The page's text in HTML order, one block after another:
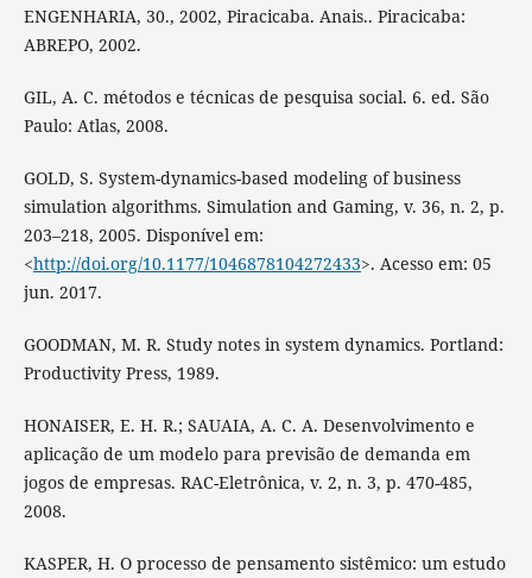
ENGENHARIA, 30., 2002, Piracicaba. Anais.. Piracicaba:
ABREPO, 2002.
GIL, A. C. métodos e técnicas de pesquisa social. 6. ed. São
Paulo: Atlas, 2008.
GOLD, S. System-dynamics-based modeling of business
simulation algorithms. Simulation and Gaming, v. 36, n. 2, p.
203–218, 2005. Disponível em:
<http://doi.org/10.1177/1046878104272433>. Acesso em: 05
jun. 2017.
GOODMAN, M. R. Study notes in system dynamics. Portland:
Productivity Press, 1989.
HONAISER, E. H. R.; SAUAIA, A. C. A. Desenvolvimento e
aplicação de um modelo para previsão de demanda em
jogos de empresas. RAC-Eletrônica, v. 2, n. 3, p. 470-485,
2008.
KASPER, H. O processo de pensamento sistêmico: um estudo